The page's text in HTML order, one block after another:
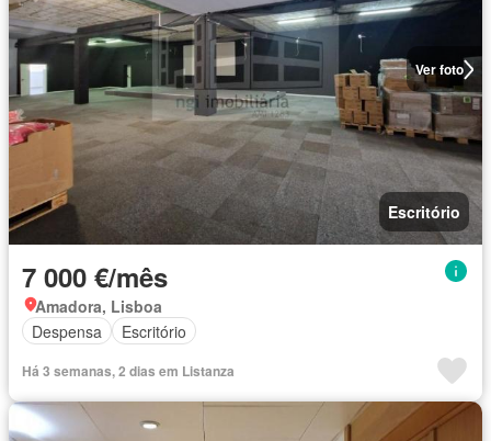
Ver foto
Escritório
7 000 €/mês
Amadora, Lisboa
Despensa
Escritório
Há 3 semanas, 2 dias em Listanza